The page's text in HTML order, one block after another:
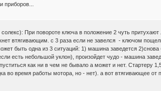
приборов...
При повороте ключа в положение 2 чуть
втягивающим. с 3 раза если не завелся - ключом
быть одна из 3 ситуаций: 1) машина заведется
есть небольшой уклон), произойдет чудо - машина
как ни в чем не бывало а может и нет.
во время работы мотора, но - нет). а вот втягивающее